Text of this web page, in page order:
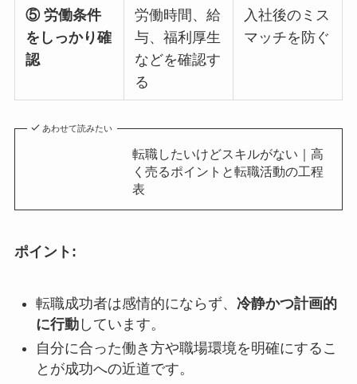
⑤ 労働条件
をしっかり確
認
労働時間、給
与、福利厚生
などを確認す
る
入社後のミス
マッチを防ぐ
あわせて読みたい
転職したいけどスキルがない｜高
く売るポイントと転職活動の工程
表
ポイント:
転職成功者は感情的にならず、 冷静かつ計画的
に行動しています。
自分に合った働き方や職場環境を明確にするこ
とが成功への近道です。